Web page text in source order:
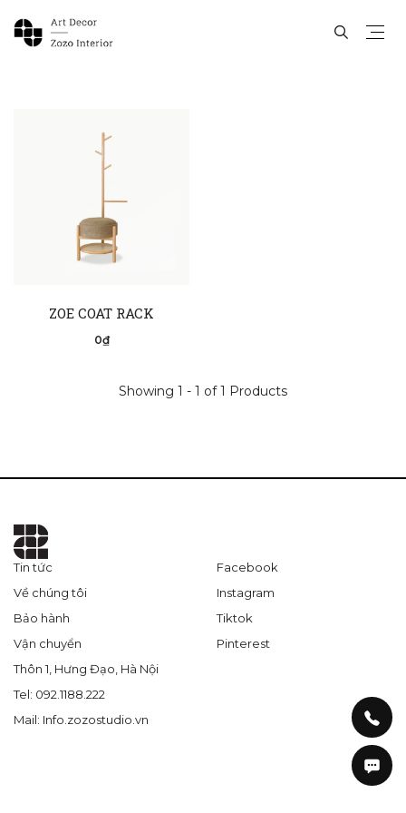
ZOE COAT RACK
0₫
Showing 1 - 1 of 1 Products
Tin tức
Về chúng tôi
Bảo hành
Vận chuyển
Facebook
Instagram
Tiktok
Pinterest
Thôn 1, Hưng Đạo, Hà Nội
Tel: 092.1188.222
Mail: Info.zozostudio.vn